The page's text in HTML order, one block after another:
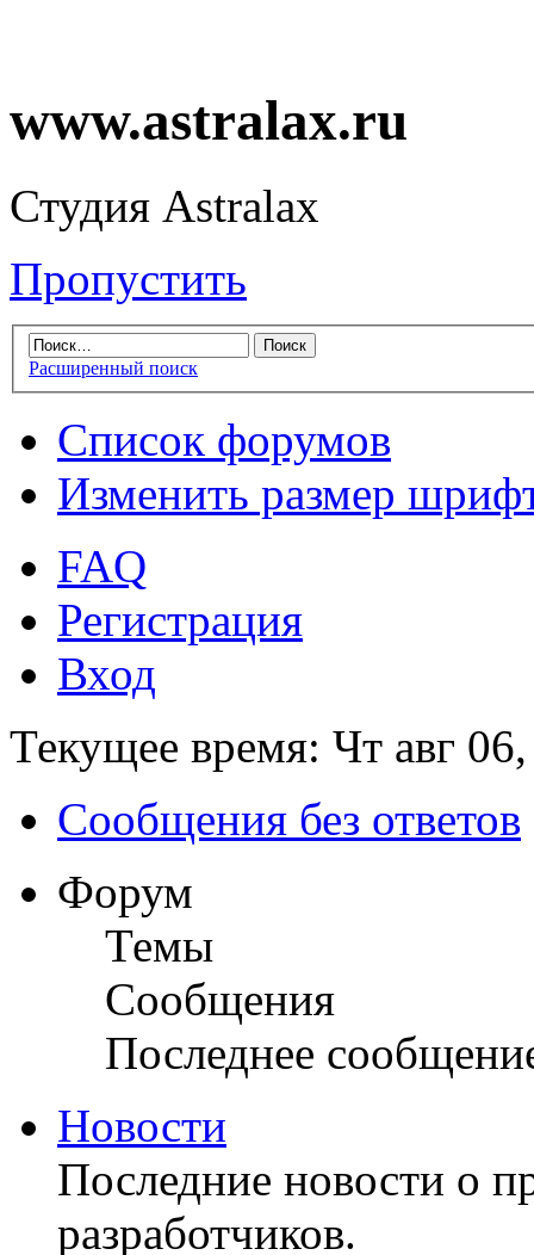
www.astralax.ru
Студия Astralax
Пропустить
Расширенный поиск
Список форумов
Изменить размер
FAQ
Регистрация
Вход
Текущее время: Чт авг
Сообщения без ответов
Форум
Темы
Сообщения
Последнее
Новости
Последние новости о
разработчиков.